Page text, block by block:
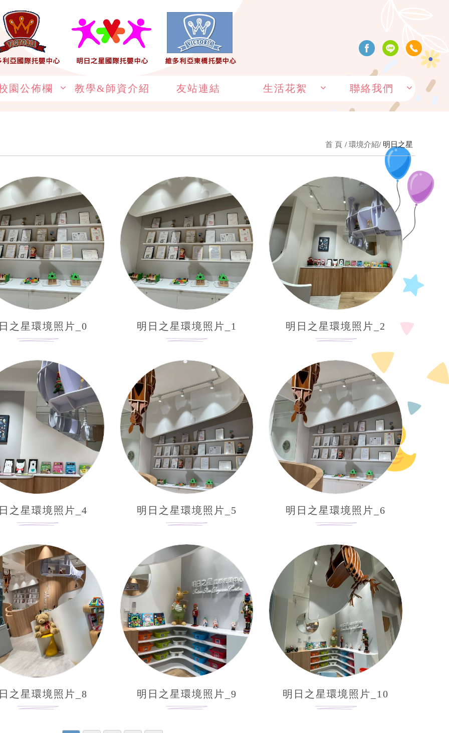
園公佈欄 教學&師資介紹 友站連結 生活花絮 聯絡我們
首 頁 環境介紹 明日之星
之星環境照片_0 明日之星環境照片_1 明日之星環境照片_2
之星環境照片_4 明日之星環境照片_5 明日之星環境照片_6
之星環境照片_8 明日之星環境照片_9 明日之星環境照片_10